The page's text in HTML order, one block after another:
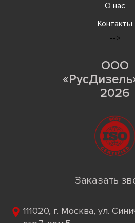
О нас
Контакты
-->
ООО
2026
Заказать
111020, г. Москва, ул.